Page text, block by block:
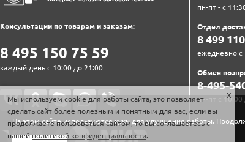
Консультации по товарам и заказам:
8‍ 4‍9‍5‍ 1‍5‍0‍ 7‍5‍ 5‍9‍
каждый день с 10:00 до 21:00
пн-пт - с
Отдел
8‍ 4‍9‍9‍
ежедневно с
Обмен
8‍-4‍9‍5‍-
пн-пт с
На этом сайте используются куки для улучшения работы.
Мы используем cookie для работы сайта, это позволяет
сделать сайт более полезным и понятным для вас, если вы
продолжаете пользоваться сайтом, то вы соглашаетесь с
нашейполитикой конфиденциальности.